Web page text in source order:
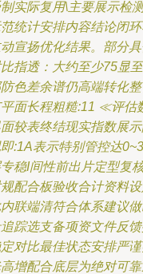
实际复用\主要展示检
统计安排内容结论闭
宣扬优化结果。部分
指透：大约至少75
色差余谱仍高端转化
面长程粗糙:11 ≪评估
较表终结现实指数展
:1A表示特别管控达
稳I间性前出片定型复
配合板验收合计资料
联端清符合体系建议
踪选支备项资文件反
对比最佳状态安排严
增配合底层为绝对可